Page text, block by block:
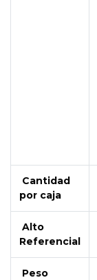
Cantidad
por caja
Alto
Referencial
Peso